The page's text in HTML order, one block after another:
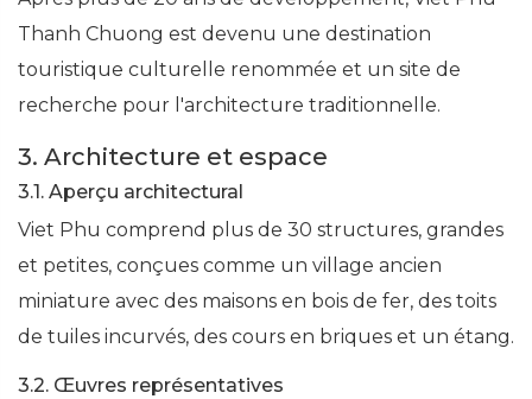
Thanh Chuong est devenu une destination
touristique culturelle renommée et un site de
recherche pour l'architecture traditionnelle.
3. Architecture et espace
3.1. Aperçu architectural
Viet Phu comprend plus de 30 structures, grandes
et petites, conçues comme un village ancien
miniature avec des maisons en bois de fer, des toits
de tuiles incurvés, des cours en briques et un étang.
3.2. Œuvres représentatives